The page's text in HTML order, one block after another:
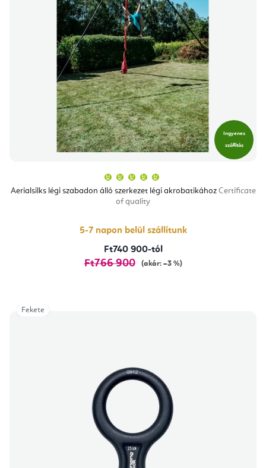
Ingyenes
szállítás
Aerialsilks légi szabadon álló szerkezet légi akrobatikához Certificate
of quality
átlagos
értékelése
csillag.
5-7 napon belül szállítunk
Ft740 900-tól
Ft766 900 (akár: –3 %)
Fekete